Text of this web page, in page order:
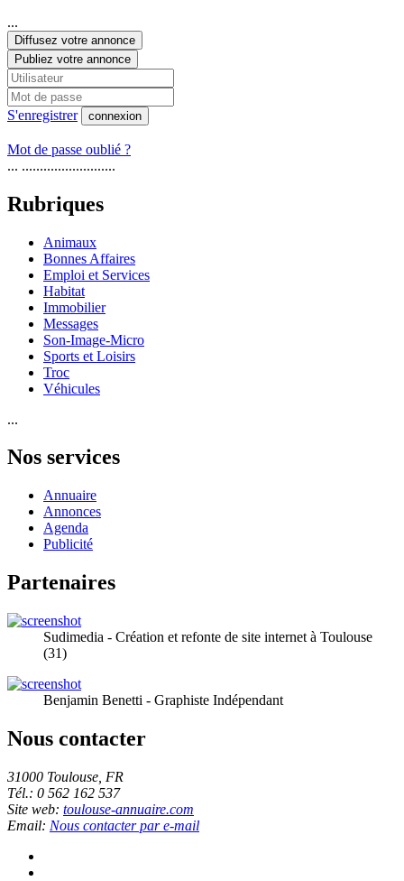
...
Diffusez votre annonce
Publiez votre annonce
S'enregistrer connexion
Mot de passe oublié ?
... ..........................
Rubriques
Animaux
Bonnes Affaires
Emploi et Services
Habitat
Immobilier
Messages
Son-Image-Micro
Sports et Loisirs
Troc
Véhicules
...
Nos services
Annuaire
Annonces
Agenda
Publicité
Partenaires
Sudimedia - Création et refonte de site internet à Toulouse
(31)
Benjamin Benetti - Graphiste Indépendant
Nous contacter
31000 Toulouse, FR
Tél.: 0 562 162 537
Site web: toulouse-annuaire.com
Email: Nous contacter par e-mail